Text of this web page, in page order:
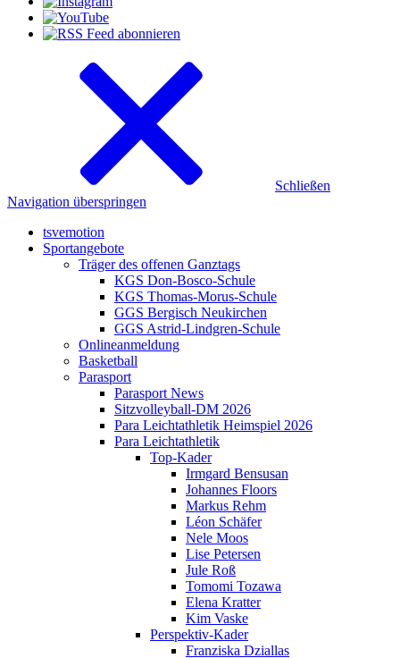
Schließen
Navigation überspringen
tsvemotion
Sportangebote
Träger des offenen Ganztags
KGS Don-Bosco-Schule
KGS Thomas-Morus-Schule
GGS Bergisch Neukirchen
GGS Astrid-Lindgren-Schule
Onlineanmeldung
Basketball
Parasport
Parasport News
Sitzvolleyball-DM 2026
Para Leichtathletik Heimspiel 2026
Para Leichtathletik
Top-Kader
Irmgard Bensusan
Johannes Floors
Markus Rehm
Léon Schäfer
Nele Moos
Lise Petersen
Jule Roß
Tomomi Tozawa
Elena Kratter
Kim Vaske
Perspektiv-Kader
Franziska Dziallas